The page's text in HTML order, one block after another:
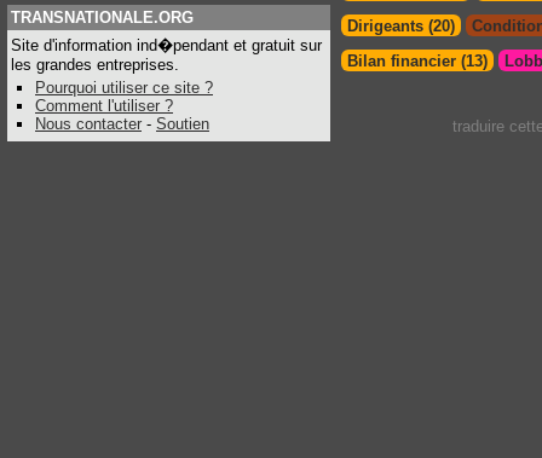
TRANSNATIONALE.ORG
Site d'information ind�pendant et gratuit sur
les grandes entreprises.
Pourquoi utiliser ce site ?
Comment l'utiliser ?
Nous contacter - Soutien
Dirigeants (20)
Bilan financier (13)
traduire